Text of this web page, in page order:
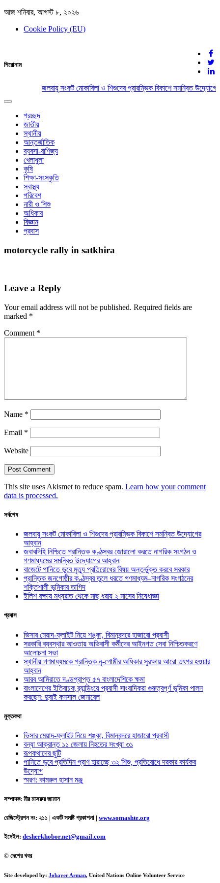
আজ শনিবার, আগস্ট ৮, ২০২৬
Cookie Policy (EU)
দেশের খবর
যুক্ত থাকুন দেশের সঙ্গে
শিরোনাম
জলবায়ু সংকট মোকাবিলা ও শিশুদের প্রারম্ভিক বিকাশে সমন্বিত উদ্যোগের
Toggle
navigation
প্রচ্ছদ
জাতীয়
স্থানীয়
আন্তর্জাতিক
ব্যবসা-বাণিজ্য
খেলাধুলা
কৃষি
শিক্ষা-সংস্কৃতি
স্বাস্থ্য
পরিবেশ
নারী ও শিশু
অধিকার
বিজ্ঞান
প্রবাস
motorcycle rally in satkhira
Leave a Reply
Your email address will not be published. Required fields are
marked *
Comment *
Name *
Email *
Website
This site uses Akismet to reduce spam. Learn how your comment
data is processed.
সর্বশেষ
জলবায়ু সংকট মোকাবিলা ও শিশুদের প্রারম্ভিক বিকাশে সমন্বিত উদ্যোগের
আহ্বান
জবাবদিহি নিশ্চিতে প্রান্তিক কণ্ঠস্বর জোরালো করতে নাগরিক সংগঠন ও
গণমাধ্যমের সমন্বিত উদ্যোগের আহ্বান
বাজেটে পানিতে ডুবে মৃত্যু প্রতিরোধের বিষয় অন্তর্ভুক্ত করবে সরকার
প্রান্তিক জনগোষ্ঠীর কণ্ঠস্বর তুলে ধরতে গণমাধ্যম–নাগরিক সংগঠনের
শক্তিশালী ভূমিকার তাগিদ
ইলিশ রক্ষায় মধ্যরাত থেকে মাছ ধরায় ২ মাসের নিষেধাজ্ঞা
প্রবাস
ভিসার মেয়াদ-ফ্লাইট নিয়ে শঙ্কা, বিমানবন্দরে হাজারো প্রবাসী
সরকারি ব্যবস্থার আওতায় অভিবাসী কর্মীদের আইনগত সেবা নিশ্চিতকরণে
আলোচনা সভা
স্থানীয় গণমাধ্যমকে প্রান্তিক নৃ-গোষ্ঠীর অধিকার সুরক্ষায় আরো তৎপর হওয়ার
আহ্বান
আরব আমিরাতে দণ্ডপ্রাপ্ত ৫৭ বাংলাদেশিকে ক্ষমা
বাংলাদেশের ইতিবাচক ব্র্যান্ডিংয়ে প্রবাসী সাংবাদিকরা গুরুত্বপূর্ণ ভূমিকা পালন
করছেন: দুবাই কনসাল জেনারেল
মুক্তকথা
ভিসার মেয়াদ-ফ্লাইট নিয়ে শঙ্কা, বিমানবন্দরে হাজারো প্রবাসী
বন্যা আক্রান্ত ১১ জেলায় নিহতের সংখ্যা ৩১
রূপকথাদের ছুটি
পানিতে ডুবে প্রতিদিন প্রাণ হারাচ্ছে ৩২ শিশু, প্রতিরোধে দরকার কার্যকর
উদ্যোগ
স্মরণ: কামরুল হাসান মঞ্জু
সম্পাদক: মীর মাসরুর জামান
রেজিস্ট্রেশন নং: ২১১ | একটি সমষ্টি প্রকাশনা | www.somashte.org
ইমেইল: desherkhobor.net@gmail.com
© দেশের খবর
Site developed by: Jobayer Arman, United Nations Online Volunteer Service